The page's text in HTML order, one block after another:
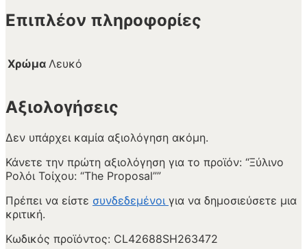
Επιπλέον πληροφορίες
Χρώμα Λευκό
Αξιολογήσεις
Δεν υπάρχει καμία αξιολόγηση ακόμη.
Κάνετε την πρώτη αξιολόγηση για το προϊόν: “Ξύλινο
Ρολόι Τοίχου: “The Proposal””
Πρέπει να είστε συνδεδεμένοι για να δημοσιεύσετε μια
κριτική.
Κωδικός προϊόντος: CL42688SH263472